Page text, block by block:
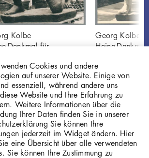
Kolbe
Denkmal für
0412_001
Georg Kolbe
Heine-
GKFo-
Cookies und andere
auf unserer Website. Einige von
essenziell, während andere uns
Website und Ihre Erfahrung zu
Weitere Informationen über die
Ihrer Daten finden Sie in unserer
Sie können Ihre
jederzeit im Widget ändern. Hier
eine Übersicht über alle verwendeten
Sie können Ihre Zustimmung zu